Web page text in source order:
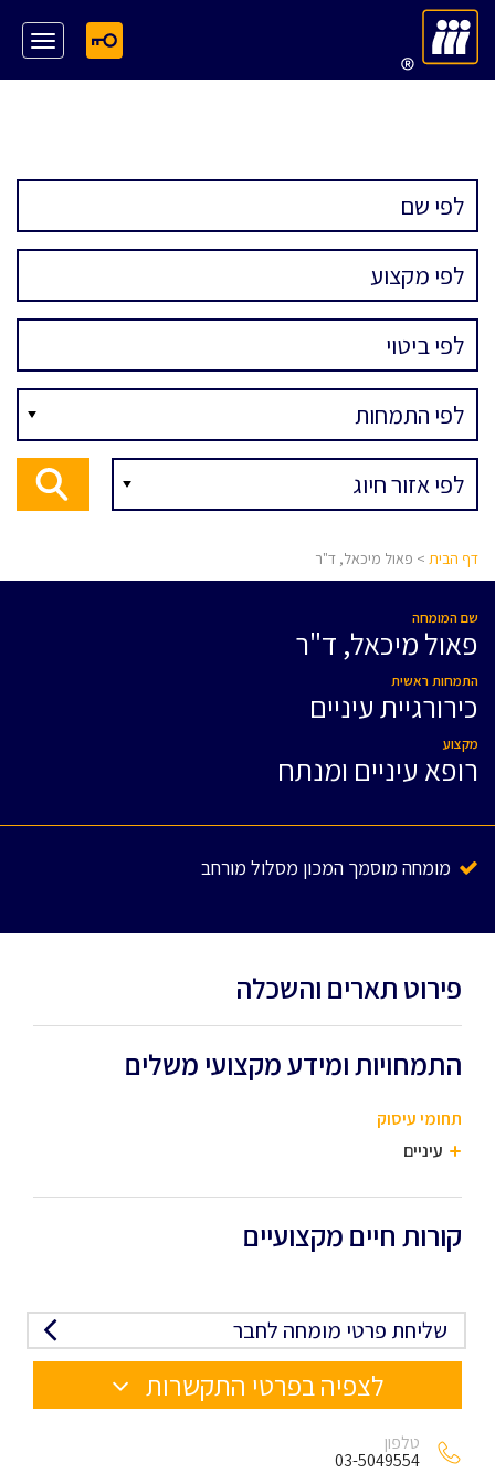
דף הבית > פאול מיכאל, ד"ר
שם המומחה
פאול מיכאל, ד"ר
התמחות ראשית
כירורגיית עיניים
מקצוע
רופא עיניים ומנתח
מומחה מוסמך המכון מסלול מורחב
פירוט תארים והשכלה
התמחויות ומידע מקצועי משלים
תחומי עיסוק
עיניים
קורות חיים מקצועיים
שליחת פרטי מומחה לחבר
לצפיה בפרטי התקשרות
טלפון
03-5049554